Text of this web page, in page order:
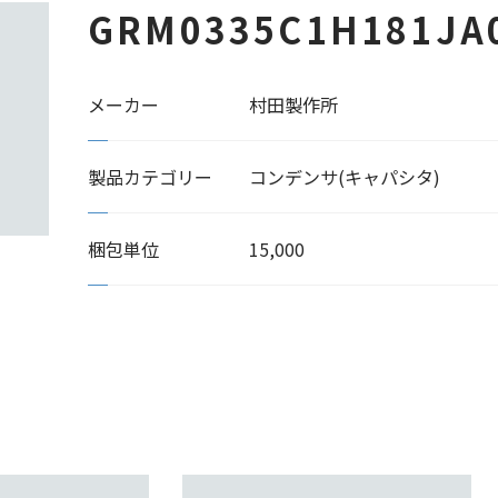
メーカー 村田製作所
製品カテゴリー コンデンサ(キャパシタ)
梱包単位 15,000